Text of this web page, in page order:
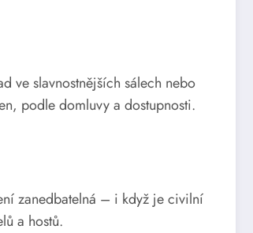
ve slavnostnějších sálech nebo
podle domluvy a dostupnosti.
zanedbatelná – i když je civilní
a hostů.